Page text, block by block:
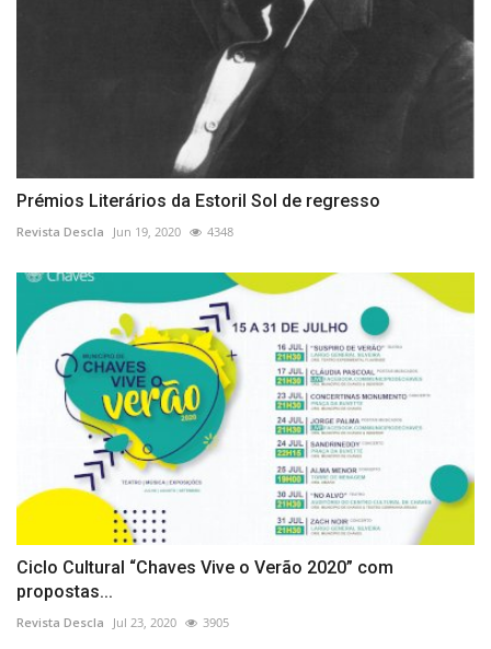
Prémios Literários da Estoril Sol de regresso
Revista Descla Jun 19, 2020 4348
Ciclo Cultural “Chaves Vive o Verão 2020” com
propostas...
Revista Descla Jul 23, 2020 3905